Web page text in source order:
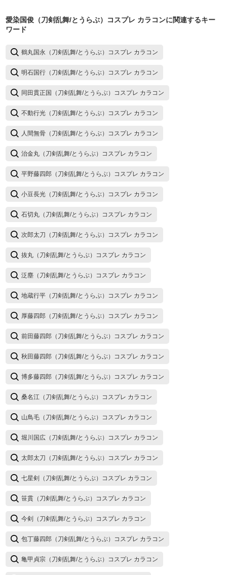
愛染国俊（刀剣乱舞/とうらぶ）コスプレ カラコンに関連するキー
ワード
鶴丸国永（刀剣乱舞/とうらぶ）コスプレ カラコン
明石国行（刀剣乱舞/とうらぶ）コスプレ カラコン
同田貫正国（刀剣乱舞/とうらぶ）コスプレ カラコン
不動行光（刀剣乱舞/とうらぶ）コスプレ カラコン
人間無骨（刀剣乱舞/とうらぶ）コスプレ カラコン
治金丸（刀剣乱舞/とうらぶ）コスプレ カラコン
平野藤四郎（刀剣乱舞/とうらぶ）コスプレ カラコン
小豆長光（刀剣乱舞/とうらぶ）コスプレ カラコン
石切丸（刀剣乱舞/とうらぶ）コスプレ カラコン
次郎太刀（刀剣乱舞/とうらぶ）コスプレ カラコン
抜丸（刀剣乱舞/とうらぶ）コスプレ カラコン
泛塵（刀剣乱舞/とうらぶ）コスプレ カラコン
地蔵行平（刀剣乱舞/とうらぶ）コスプレ カラコン
厚藤四郎（刀剣乱舞/とうらぶ）コスプレ カラコン
前田藤四郎（刀剣乱舞/とうらぶ）コスプレ カラコン
秋田藤四郎（刀剣乱舞/とうらぶ）コスプレ カラコン
博多藤四郎（刀剣乱舞/とうらぶ）コスプレ カラコン
桑名江（刀剣乱舞/とうらぶ）コスプレ カラコン
山鳥毛（刀剣乱舞/とうらぶ）コスプレ カラコン
堀川国広（刀剣乱舞/とうらぶ）コスプレ カラコン
太郎太刀（刀剣乱舞/とうらぶ）コスプレ カラコン
七星剣（刀剣乱舞/とうらぶ）コスプレ カラコン
笹貫（刀剣乱舞/とうらぶ）コスプレ カラコン
今剣（刀剣乱舞/とうらぶ）コスプレ カラコン
包丁藤四郎（刀剣乱舞/とうらぶ）コスプレ カラコン
亀甲貞宗（刀剣乱舞/とうらぶ）コスプレ カラコン